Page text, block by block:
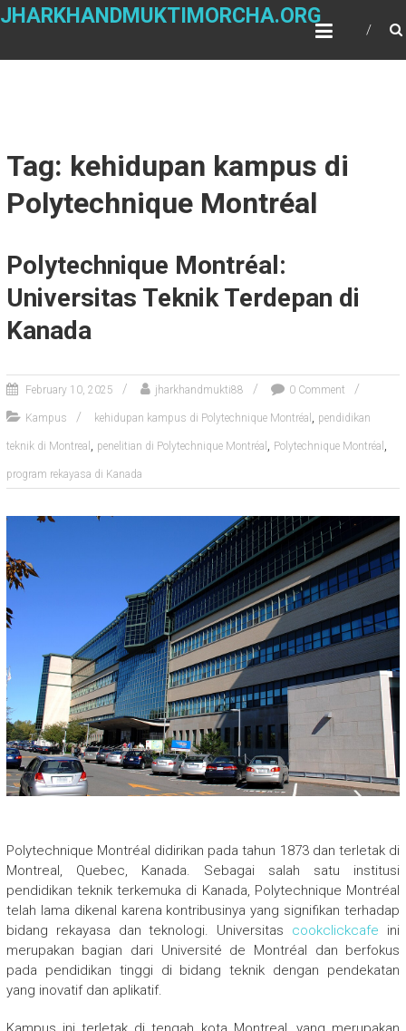
Skip
JHARKHANDMUKTIMORCHA.ORG
Tag: kehidupan kampus di
Polytechnique Montréal
Polytechnique Montréal:
Universitas Teknik Terdepan di
Kanada
February 10, 2025 jharkhandmukti88 0 Comment
Kampus kehidupan kampus di Polytechnique Montréal , pendidikan
teknik di Montreal , penelitian di Polytechnique Montréal , Polytechnique Montréal ,
program rekayasa di Kanada
Polytechnique Montréal didirikan pada tahun 1873 dan terletak di
Montreal, Quebec, Kanada. Sebagai salah satu institusi
pendidikan teknik terkemuka di Kanada, Polytechnique Montréal
telah lama dikenal karena kontribusinya yang signifikan terhadap
bidang rekayasa dan teknologi. Universitas cookclickcafe ini
merupakan bagian dari Université de Montréal dan berfokus
pada pendidikan tinggi di bidang teknik dengan pendekatan
yang inovatif dan aplikatif.